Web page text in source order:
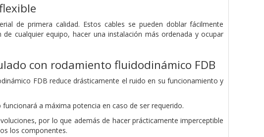
de primera calidad. Estos cables se pueden doblar fácilmente
cualquier equipo, hacer una instalación más ordenada y ocupar
con rodamiento fluidodinámico FDB
FDB reduce drásticamente el ruido en su funcionamiento y
a máxima potencia en caso de ser requerido.
por lo que además de hacer prácticamente imperceptible
los componentes.